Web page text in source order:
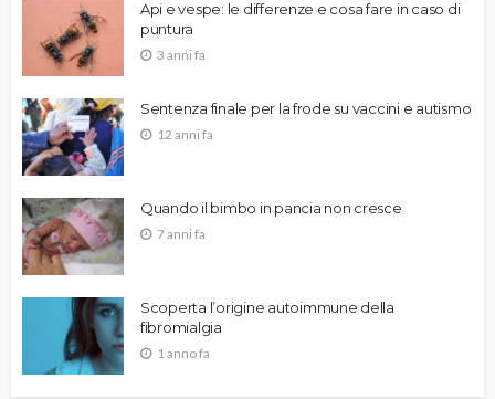
Api e vespe: le differenze e cosa fare in caso di
puntura
3 anni fa
Sentenza finale per la frode su vaccini e autismo
12 anni fa
Quando il bimbo in pancia non cresce
7 anni fa
Scoperta l’origine autoimmune della
fibromialgia
1 anno fa